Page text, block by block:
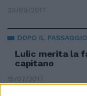
30/09/2017
DOPO IL
Lulic merita la
capitano
15/07/2017